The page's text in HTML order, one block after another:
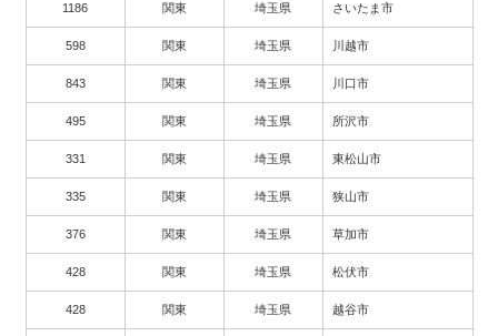
1186 関東 埼玉県 さいたま市
598 関東 埼玉県 川越市
843 関東 埼玉県 川口市
495 関東 埼玉県 所沢市
331 関東 埼玉県 東松山市
335 関東 埼玉県 狭山市
376 関東 埼玉県 草加市
428 関東 埼玉県 松伏市
428 関東 埼玉県 越谷市